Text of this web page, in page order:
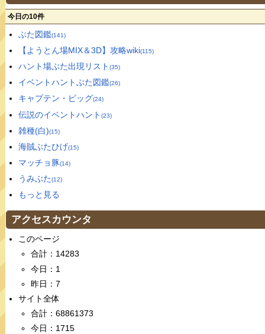
今日の10件
ぶた図鑑(141)
【ようとん場MIX＆3D】攻略wiki(115)
ハント場ぶた出現リスト (35)
イベントハントぶた図鑑(26)
キャプテン・ピッグ(24)
伝説のイベントハント (23)
雑種(白)(15)
海賊ぶたひげ(15)
マッチョ豚(14)
うみぶた(12)
もっと見る
アクセスカウンタ
このページ
合計：14283
今日：1
昨日：7
サイト全体
合計：68861373
今日：1715